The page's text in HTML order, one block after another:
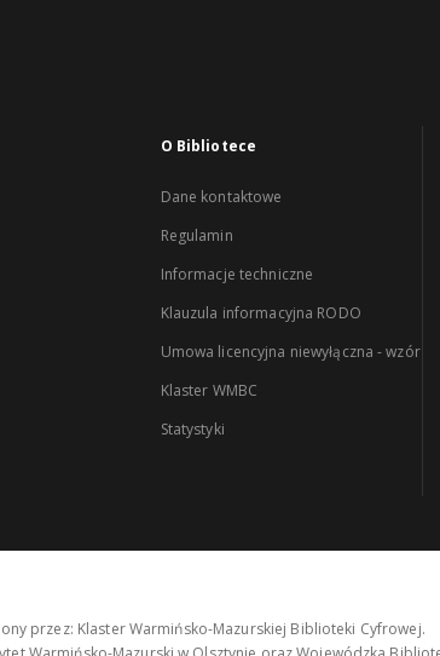
O Bibliotece
Dane kontaktowe
Regulamin
Informacje techniczne
Klauzula informacyjna RODO
Umowa licencyjna niewyłączna - wzór
Klaster WMBC
Statystyki
przez: Klaster Warmińsko-Mazurskiej Biblioteki Cyfrowej.